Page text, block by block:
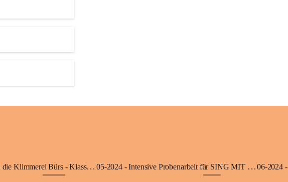
06-2025 - Ausflug in die Klimmerei Bürs - Klasse 1a 05-2024 - Intensive Probenarbeit für SING MIT - Klasse 3b06-2024